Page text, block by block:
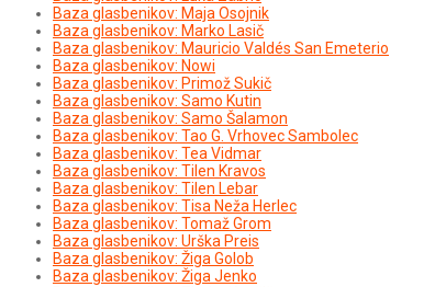
Baza glasbenikov: Maja Osojnik
Baza glasbenikov: Marko Lasič
Baza glasbenikov: Mauricio Valdés San Emeterio
Baza glasbenikov: Nowi
Baza glasbenikov: Primož Sukič
Baza glasbenikov: Samo Kutin
Baza glasbenikov: Samo Šalamon
Baza glasbenikov: Tao G. Vrhovec Sambolec
Baza glasbenikov: Tea Vidmar
Baza glasbenikov: Tilen Kravos
Baza glasbenikov: Tilen Lebar
Baza glasbenikov: Tisa Neža Herlec
Baza glasbenikov: Tomaž Grom
Baza glasbenikov: Urška Preis
Baza glasbenikov: Žiga Golob
Baza glasbenikov: Žiga Jenko